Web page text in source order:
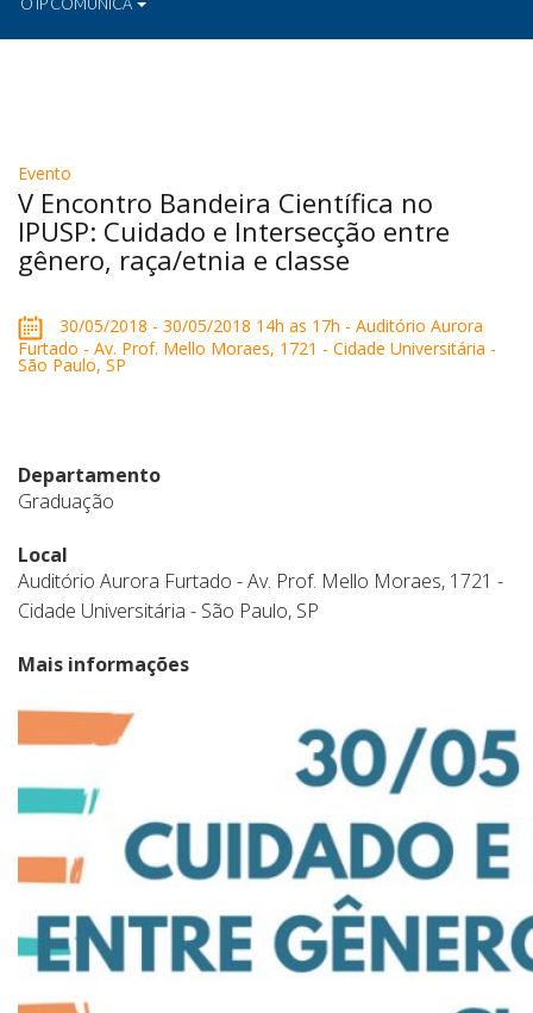
Evento
V Encontro Bandeira Científica no
IPUSP: Cuidado e Intersecção entre
gênero, raça/etnia e classe
30/05/2018 - 30/05/2018 14h as 17h - Auditório Aurora
Furtado - Av. Prof. Mello Moraes, 1721 - Cidade Universitária -
São Paulo, SP
Departamento
Graduação
Local
Auditório Aurora Furtado - Av. Prof. Mello Moraes, 1721 -
Cidade Universitária - São Paulo, SP
Mais informações